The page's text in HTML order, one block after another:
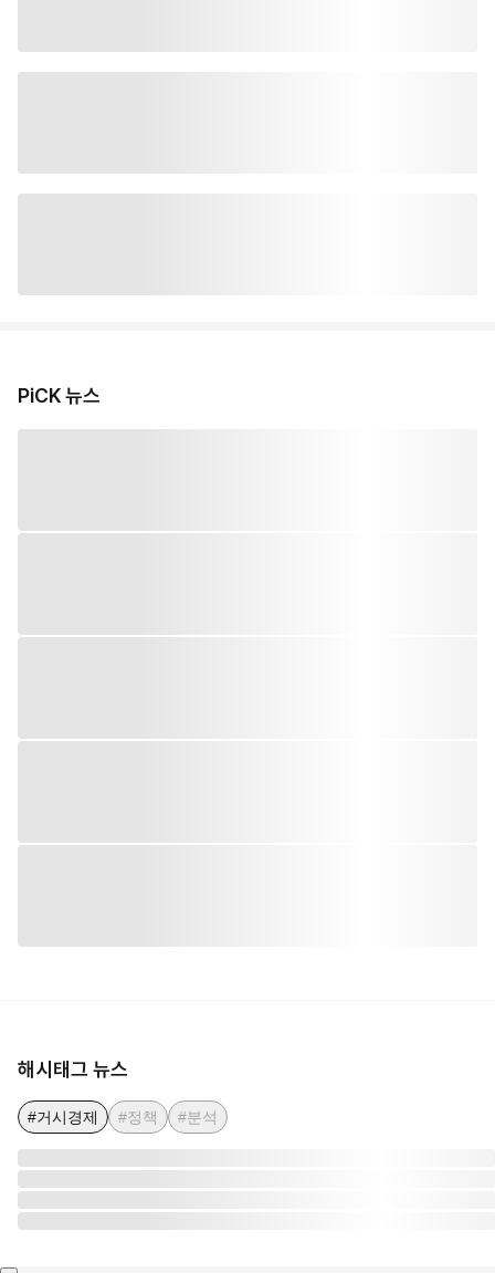
PiCK 뉴스
해시태그 뉴스
#거시경제 #정책 #분석